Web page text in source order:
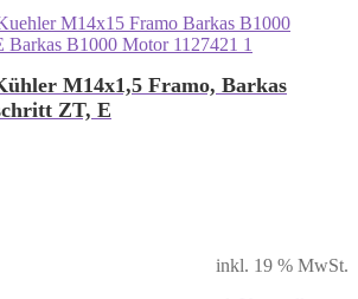
M14x1,5 Framo, Barkas
ZT, E
inkl. 19 % MwSt.